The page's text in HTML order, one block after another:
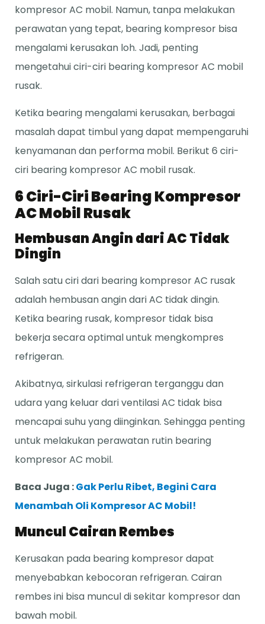
kompresor AC mobil. Namun, tanpa melakukan
perawatan yang tepat, bearing kompresor bisa
mengalami kerusakan loh. Jadi, penting
mengetahui ciri-ciri bearing kompresor AC mobil
rusak.
Ketika bearing mengalami kerusakan, berbagai
masalah dapat timbul yang dapat mempengaruhi
kenyamanan dan performa mobil. Berikut 6 ciri-
ciri bearing kompresor AC mobil rusak.
6 Ciri-Ciri Bearing Kompresor
AC Mobil Rusak
Hembusan Angin dari AC Tidak
Dingin
Salah satu ciri dari bearing kompresor AC rusak
adalah hembusan angin dari AC tidak dingin.
Ketika bearing rusak, kompresor tidak bisa
bekerja secara optimal untuk mengkompres
refrigeran.
Akibatnya, sirkulasi refrigeran terganggu dan
udara yang keluar dari ventilasi AC tidak bisa
mencapai suhu yang diinginkan. Sehingga penting
untuk melakukan perawatan rutin bearing
kompresor AC mobil.
Baca Juga :Gak Perlu Ribet, Begini Cara
Menambah Oli Kompresor AC Mobil!
Muncul Cairan Rembes
Kerusakan pada bearing kompresor dapat
menyebabkan kebocoran refrigeran. Cairan
rembes ini bisa muncul di sekitar kompresor dan
bawah mobil.